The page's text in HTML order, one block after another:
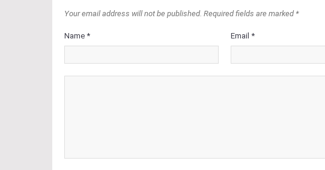
Your email address will not be published. Required fields are marked *
Name * Email *